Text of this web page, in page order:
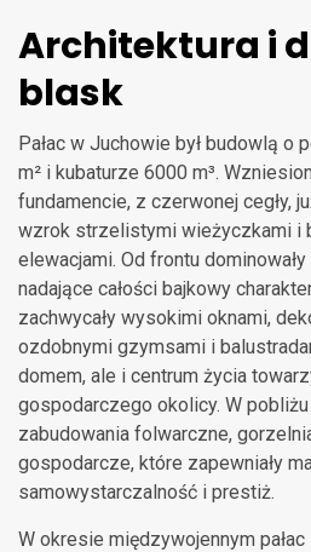
Architektura i
blask
Pałac w Juchowie był budowlą o
m² i kubaturze 6000 m³.
fundamencie, z czerwonej cegły,
wzrok strzelistymi wieżyczkami i
elewacjami. Od frontu
nadające całości bajkowy
zachwycały wysokimi oknami,
ozdobnymi gzymsami i
domem, ale i centrum życia
gospodarczego okolicy. W pobliżu
zabudowania folwarczne,
gospodarcze, które zapewniały
samowystarczalność i prestiż.
W okresie międzywojennym